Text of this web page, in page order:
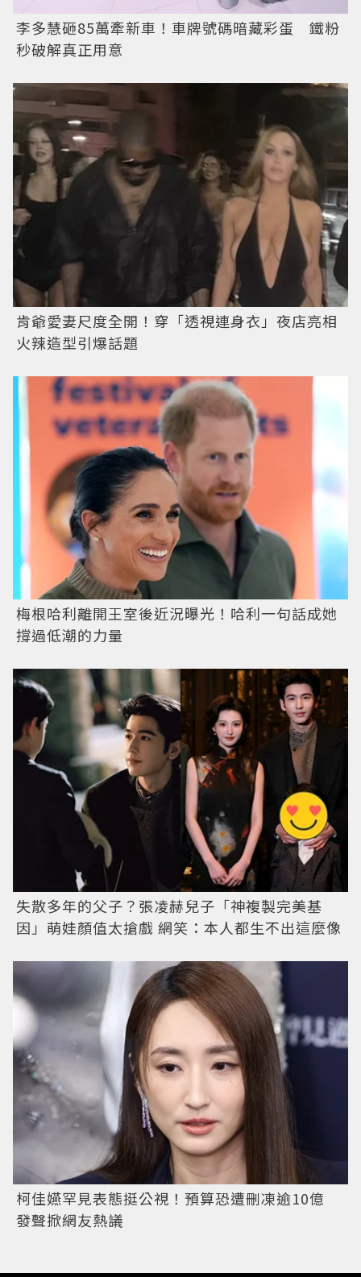
李多慧砸85萬牽新車！車牌號碼暗藏彩蛋 鐵粉
秒破解真正用意
肯爺愛妻尺度全開！穿「透視連身衣」夜店亮相
火辣造型引爆話題
梅根哈利離開王室後近況曝光！哈利一句話成她
撐過低潮的力量
失散多年的父子？張凌赫兒子「神複製完美基
因」萌娃顏值太搶戲 網笑：本人都生不出這麼像
柯佳嬿罕見表態挺公視！預算恐遭刪凍逾10億
發聲掀網友熱議